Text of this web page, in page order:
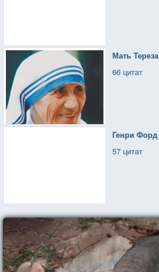
Мать Тереза
66 цитат
Генри Форд
57 цитат